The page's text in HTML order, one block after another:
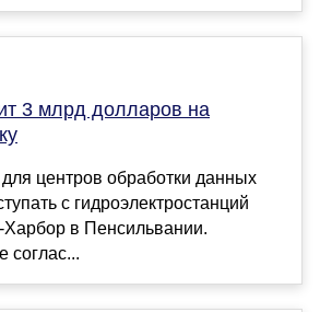
3 млрд долларов на
центров обработки данных
с гидроэлектростанций
в Пенсильвании.
соглас...